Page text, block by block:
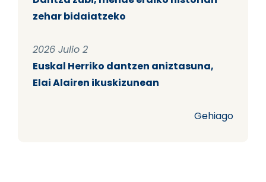
zehar bidaiatzeko
2026 Julio 2
Euskal Herriko dantzen aniztasuna,
Elai Alairen ikuskizunean
Gehiago